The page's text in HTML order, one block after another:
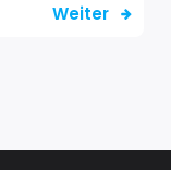
Weiter